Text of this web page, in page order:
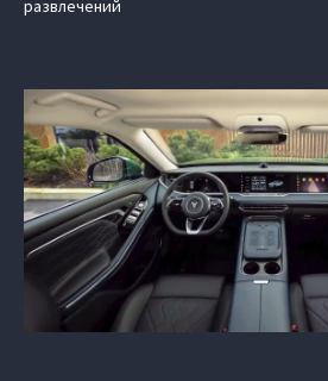
развлечений